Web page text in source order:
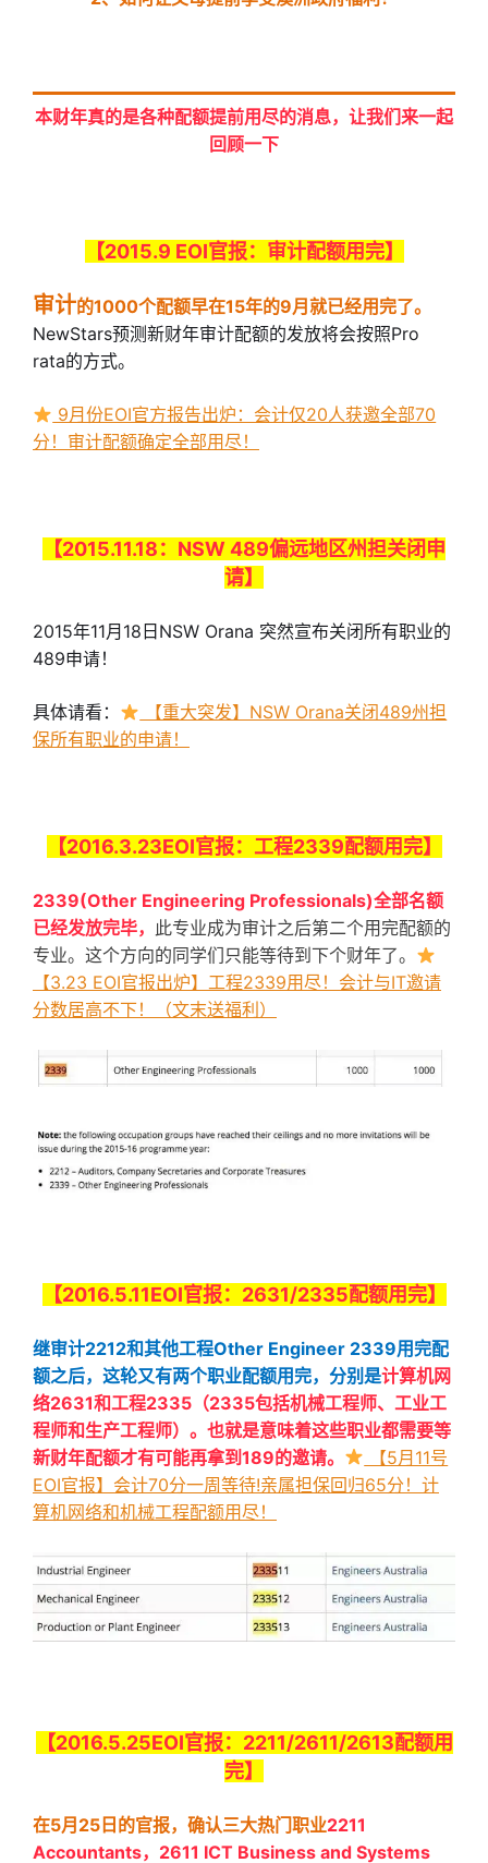
本财年真的是各种配额提前用尽的消息，让我们来一起
回顾一下
【2015.9 EOI官报：审计配额用完】
审计的1000个配额早在15年的9月就已经用完了。
NewStars预测新财年审计配额的发放将会按照Pro
rata的方式。
9月份EOI官方报告出炉：会计仅20人获邀全部70
分！审计配额确定全部用尽！
【2015.11.18：NSW 489偏远地区州担关闭申
请】
2015年11月18日NSW Orana 突然宣布关闭所有职业的
489申请！
具体请看：
【重大突发】NSW Orana关闭489州担
保所有职业的申请！
【2016.3.23EOI官报：工程2339配额用完】
2339(Other Engineering Professionals)全部名额
已经发放完毕， 此专业成为审计之后第二个用完配额的
专业。这个方向的同学们只能等待到下个财年了。
【3.23 EOI官报出炉】工程2339用尽！会计与IT邀请
分数居高不下！（文末送福利）
【2016.5.11EOI官报：2631/2335配额用完】
继审计2212和其他工程Other Engineer 2339用完配
额之后，这轮又有两个职业配额用完，分别是计算机网
络2631和工程2335（2335包括机械工程师、工业工
程师和生产工程师）。也就是意味着这些职业都需要等
新财年配额才有可能再拿到189的邀请。
【5月11号
EOI官报】会计70分一周等待!亲属担保回归65分！计
算机网络和机械工程配额用尽！
【2016.5.25EOI官报： 2211/2611/2613配额用
完】
在5月25日的官报，确认三大热门职业2211
Accountants，2611 ICT Business and Systems